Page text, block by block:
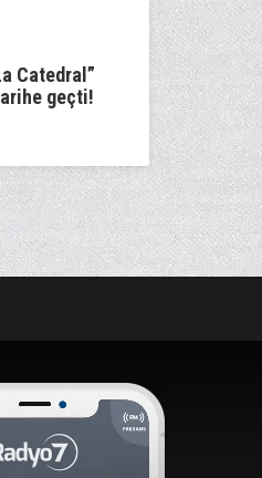
Catedral”
geçti!